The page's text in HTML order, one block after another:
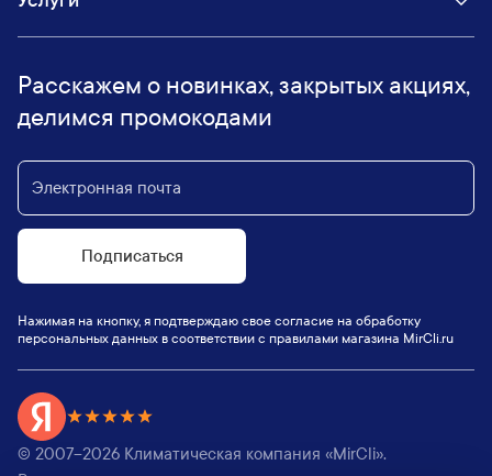
Расскажем о новинках, закрытых акциях,
делимся промокодами
Подписаться
Нажимая на кнопку, я подтверждаю свое согласие на обработку
персональных данных в соответствии с правилами магазина MirCli.ru
© 2007–2026 Климатическая компания «MirCli».